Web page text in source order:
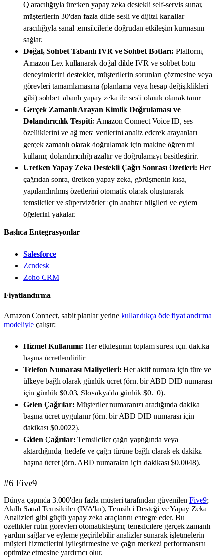
Q aracılığıyla üretken yapay zeka destekli self-servis sunar,
müşterilerin 30'dan fazla dilde sesli ve dijital kanallar
aracılığıyla sanal temsilcilerle doğrudan etkileşim kurmasını
sağlar.
Doğal, Sohbet Tabanlı IVR ve Sohbet Botları: Platform,
Amazon Lex kullanarak doğal dilde IVR ve sohbet botu
deneyimlerini destekler, müşterilerin sorunları çözmesine veya
görevleri tamamlamasına (planlama veya hesap değişiklikleri
gibi) sohbet tabanlı yapay zeka ile sesli olarak olanak tanır.
Gerçek Zamanlı Arayan Kimlik Doğrulaması ve
Dolandırıcılık Tespiti: Amazon Connect Voice ID, ses
özelliklerini ve ağ meta verilerini analiz ederek arayanları
gerçek zamanlı olarak doğrulamak için makine öğrenimi
kullanır, dolandırıcılığı azaltır ve doğrulamayı basitleştirir.
Üretken Yapay Zeka Destekli Çağrı Sonrası Özetleri: Her
çağrıdan sonra, üretken yapay zeka, görüşmenin kısa,
yapılandırılmış özetlerini otomatik olarak oluşturarak
temsilciler ve süpervizörler için anahtar bilgileri ve eylem
öğelerini yakalar.
Başlıca Entegrasyonlar
Salesforce
Zendesk
Zoho CRM
Fiyatlandırma
Amazon Connect, sabit planlar yerine kullandıkça öde fiyatlandırma
modeliyle çalışır:
Hizmet Kullanımı: Her etkileşimin toplam süresi için dakika
başına ücretlendirilir.
Telefon Numarası Maliyetleri: Her aktif numara için türe ve
ülkeye bağlı olarak günlük ücret (örn. bir ABD DID numarası
için günlük $0.03, Slovakya'da günlük $0.10).
Gelen Çağrılar: Müşteriler numaranızı aradığında dakika
başına ücret uygulanır (örn. bir ABD DID numarası için
dakikası $0.0022).
Giden Çağrılar: Temsilciler çağrı yaptığında veya
aktardığında, hedefe ve çağrı türüne bağlı olarak ek dakika
başına ücret (örn. ABD numaraları için dakikası $0.0048).
#6 Five9
Dünya çapında 3.000'den fazla müşteri tarafından güvenilen Five9;
Akıllı Sanal Temsilciler (IVA'lar), Temsilci Desteği ve Yapay Zeka
Analizleri gibi güçlü yapay zeka araçlarını entegre eder. Bu
özellikler rutin görevleri otomatikleştirir, temsilcilere gerçek zamanlı
yardım sağlar ve eyleme geçirilebilir analizler sunarak işletmelerin
müşteri hizmetlerini iyileştirmesine ve çağrı merkezi performansını
optimize etmesine yardımcı olur.